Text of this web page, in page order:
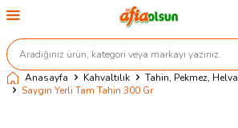
Anasayfa Kahvaltılık Tahin, Pekmez, Helva
Saygın Yerli Tam Tahin 300 Gr